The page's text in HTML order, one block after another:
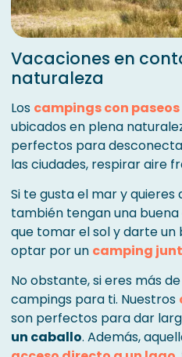
Vacaciones en
naturaleza
Los campings con
ubicados en plena
perfectos para
las ciudades, respirar aire
Si te gusta el mar y quieres
también tengan una buena
que tomar el sol y darte un
optar por un camping
No obstante, si eres más de
campings para ti. Nuestros
son perfectos para dar
un caballo. Además,